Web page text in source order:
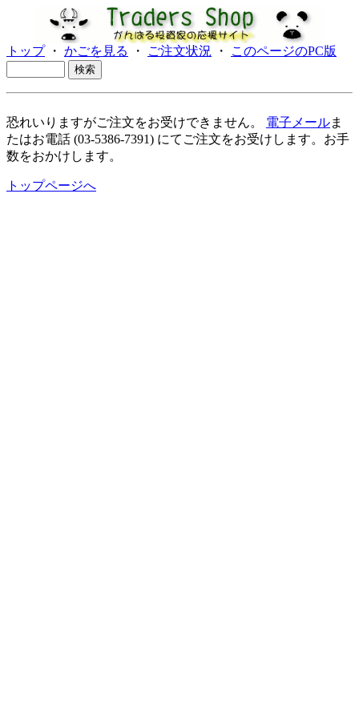
トップ・ かごを見る ・ ご注文状況 ・ このページのPC版
恐れいりますがご注文をお受けできません。 電子メールま
たはお電話 (03-5386-7391) にてご注文をお受けします。お手
数をおかけします。
トップページへ